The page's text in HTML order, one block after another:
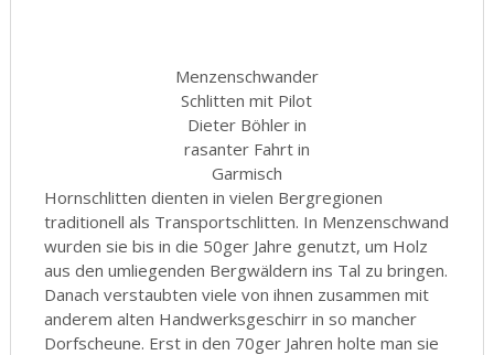
Menzenschwander
Schlitten mit Pilot
Dieter Böhler in
rasanter Fahrt in
Garmisch
Hornschlitten dienten in vielen Bergregionen
traditionell als Transportschlitten. In Menzenschwand
wurden sie bis in die 50ger Jahre genutzt, um Holz
aus den umliegenden Bergwäldern ins Tal zu bringen.
Danach verstaubten viele von ihnen zusammen mit
anderem alten Handwerksgeschirr in so mancher
Dorfscheune. Erst in den 70ger Jahren holte man sie